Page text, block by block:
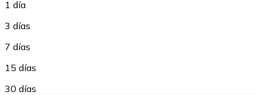
1 día
3 días
7 días
15 días
30 días